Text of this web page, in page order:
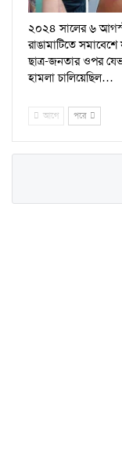
২০২৪ সালের ৬
রাঙামাটিতে সমাবেশে
ছাত্র-জনতার ওপর
হামলা চালিয়েছিল…
আগে পরে